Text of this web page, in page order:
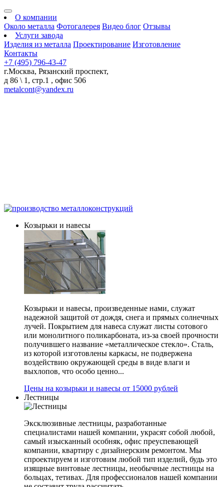
О компании
Около металла Фотогалерея Видео блог Отзывы
Услуги завода
Изделия из металла Проектирование Изготовление
Контакты
+7 (495) 796-43-47
г.Москва, Рязанский проспект,
д 86 \ 1, стр.1 , офис 506
metalcont@yandex.ru
Козырьки и навесы
Козырьки и навесы, произведенные нами, служат
надежной защитой от дождя, снега и прямых солнечных
лучей. Покрытием для навеса служат листы сотового
или монолитного поликарбоната, из-за своей прочности
получившего название «металлическое стекло». Сталь,
из которой изготовлены каркасы, не подвержена
воздействию окружающей среды в виде влаги и
выхлопов, что особо ценно...
Цены на козырьки и навесы от 15000 рублей
Лестницы
Эксклюзивные лестницы, разработанные
специалистами нашей компании, украсят собой любой,
самый изысканный особняк, офис преуспевающей
компании, квартиру с дизайнерским ремонтом. Мы
спроектируем и изготовим любой тип изделий, будь это
изящные винтовые лестницы, необычные лестницы на
больцах, тетивах. Для профессионалов нашей компании